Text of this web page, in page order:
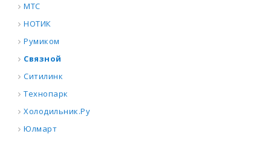
МТС
НОТИК
Румиком
Связной
Ситилинк
Технопарк
Холодильник.Ру
Юлмарт